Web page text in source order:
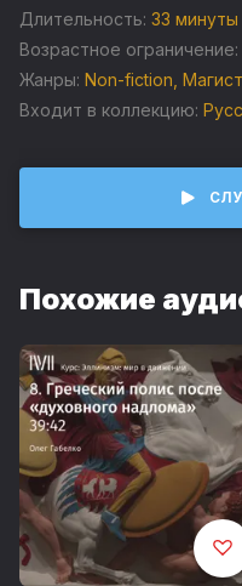
Длительность: 33 минуты
Возрастное ограничение:
Жанры: Non-fiction
Входит в коллекцию:
Похожие